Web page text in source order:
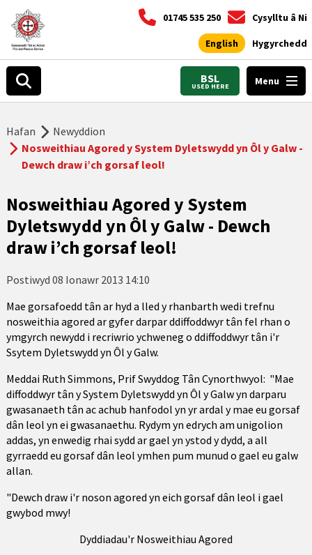
01745 535 250 Cysylltu â Ni
English Hygyrchedd
BSL
USED HERE Menu
Hafan
Newyddion
Nosweithiau Agored y System Dyletswydd yn Ôl y Galw -
Dewch draw i’ch gorsaf leol!
Nosweithiau Agored y System
Dyletswydd yn Ôl y Galw - Dewch
draw i’ch gorsaf leol!
Postiwyd 08 Ionawr 2013 14:10
Mae gorsafoedd tân ar hyd a lled y rhanbarth wedi trefnu
nosweithia agored ar gyfer darpar ddiffoddwyr tân fel rhan o
ymgyrch newydd i recriwrio ychweneg o ddiffoddwyr tân i'r
Ssytem Dyletswydd yn Ôl y Galw.
Meddai Ruth Simmons, Prif Swyddog Tân Cynorthwyol: "Mae
diffoddwyr tân y System Dyletswydd yn Ôl y Galw yn darparu
gwasanaeth tân ac achub hanfodol yn yr ardal y mae eu gorsaf
dân leol yn ei gwasanaethu. Rydym yn edrych am unigolion
addas, yn enwedig rhai sydd ar gael yn ystod y dydd, a all
gyrraedd eu gorsaf dân leol ymhen pum munud o gael eu galw
allan.
"Dewch draw i'r noson agored yn eich gorsaf dân leol i gael
gwybod mwy!
Dyddiadau'r Nosweithiau Agored